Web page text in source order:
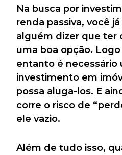
Na busca por
renda passiva, você
alguém dizer que ter
uma boa opção.
entanto é necessário
investimento em
possa aluga-los. E
corre o risco de
ele vazio.
Além de tudo isso,